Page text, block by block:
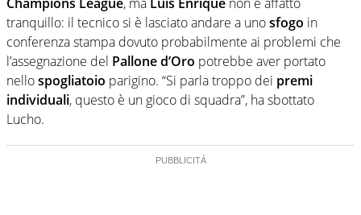
grande festival di waterpolo per bambini al mondo
tranquillo: il tecnico si è lasciato andare a unosfogo in
conferenza stampa dovuto probabilmente ai problemi che
l’assegnazione del Pallone d’Oro potrebbe aver portato
nellospogliatoio parigino. “Si parla troppo dei premi
individuali, questo è un gioco di squadra”, ha sbottato
Lucho.